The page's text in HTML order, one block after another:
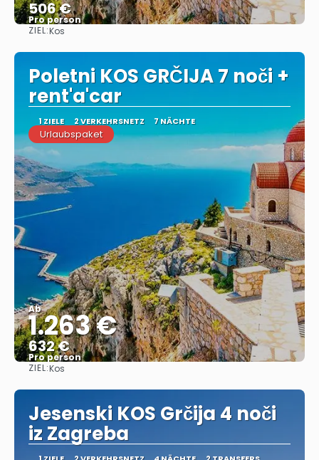
506 €
Pro person
ZIEL:Kos
Poletni KOS GRČIJA 7 noči +
rent'a'car
1 ZIELE 2 VERKEHRSNETZ 7 NÄCHTE
Urlaubspaket
Ab
1.263 €
632 €
Pro person
ZIEL:Kos
Jesenski KOS Grčija 4 noči
iz Zagreba